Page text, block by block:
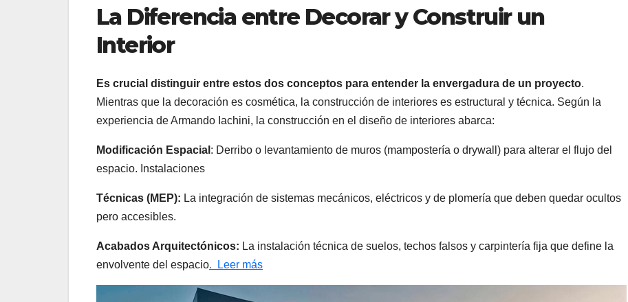
La Diferencia entre Decorar y Construir un
Interior
Es crucial distinguir entre estos dos conceptos para entender la envergadura de un proyecto.
Mientras que la decoración es cosmética, la construcción de interiores es estructural y técnica. Según la
experiencia de Armando Iachini, la construcción en el diseño de interiores abarca:
Modificación Espacial : Derribo o levantamiento de muros (mampostería o drywall) para alterar el flujo del
espacio. Instalaciones
Técnicas (MEP): La integración de sistemas mecánicos, eléctricos y de plomería que deben quedar ocultos
pero accesibles.
Acabados Arquitectónicos: La instalación técnica de suelos, techos falsos y carpintería fija que define la
envolvente del espacio. Leer más